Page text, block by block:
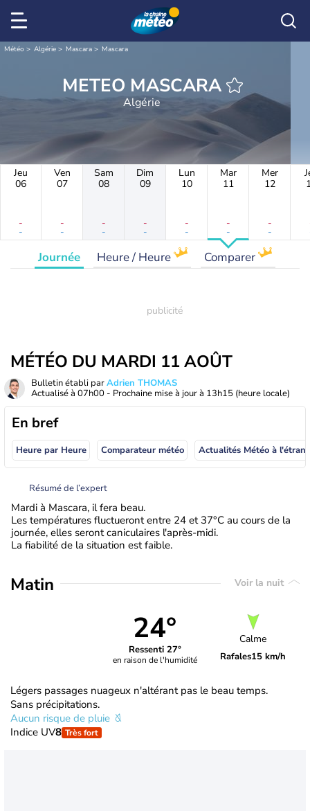
Météo Algérie Mascara Mascara
METEO MASCARA
Algérie
Jeu
06
-
-
Ven
07
-
-
Sam
08
-
-
Dim
09
-
-
Lun
10
-
-
Mar
11
-
-
Mer
12
-
-
Journée Heure / Heure Comparer
MÉTÉO DU MARDI 11 AOÛT
Bulletin établi parAdrien THOMAS
Actualisé à 07h00 - Prochaine mise à jour à 13h15 (heure locale)
En bref
Heure par Heure Comparateur météo
Résumé de l’expert
Mardi à Mascara, il fera beau.
Les températures fluctueront entre 24 et 37°C au cours de la
journée, elles seront caniculaires l'après-midi.
La fiabilité de la situation est faible.
Matin Voir la nuit
24°
Ressenti 27°
en raison de l'humidité
Calme
Rafales15 km/h
Légers passages nuageux n'altérant pas le beau temps.
Sans précipitations.
Aucun risque de pluie
Indice UV8 Très fort